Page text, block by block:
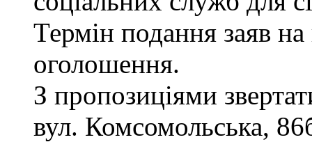
Термін подання заяв
оголошення.
З пропозиціями
вул. Комсомольська,